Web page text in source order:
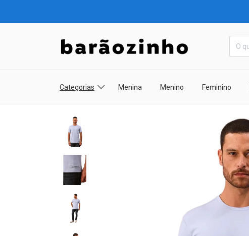
Categorias Menina Menino Feminino